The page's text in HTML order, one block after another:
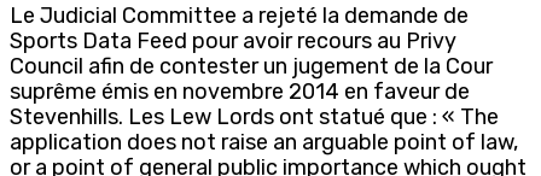
Le Judicial Committee a rejeté la demande de
Sports Data Feed pour avoir recours au Privy
Council afin de contester un jugement de la Cour
suprême émis en novembre 2014 en faveur de
Stevenhills. Les Lew Lords ont statué que : « The
application does not raise an arguable point of law,
or a point of general public importance which ought